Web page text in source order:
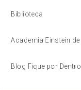
Biblioteca
Academia Einstein
Blog Fique por Dentro